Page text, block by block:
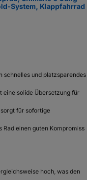
System, Klappfahrrad
schnelles und platzsparendes
solide Übersetzung für
für sofortige
einen guten Kompromiss
hoch, was den